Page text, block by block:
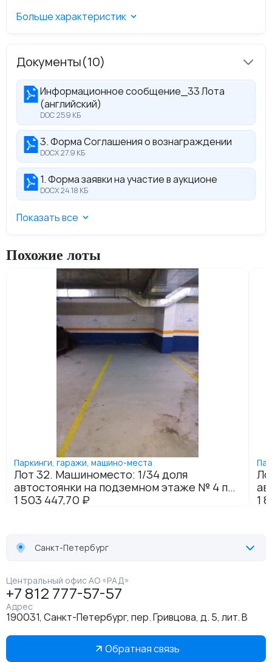
Больше характеристик
Документы(10)
Информационное сообщение_33 Лота
(английский)
DOC 259 КБ
3. Форма Соглашения о вознаграждении
DOCX 27.9 КБ
1. Форма заявки на участие в аукционе
DOCX 24.18 КБ
Показать все
Санкт-Петербург
Центральный офис АО «РАД»
+7 812 777-57-57
Адрес
190031, Санкт-Петербург, пер. Гривцова, д. 5, лит. В
Обратная связь